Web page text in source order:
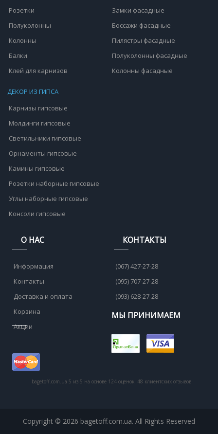
Розетки
Полуколонны
Колонны
Балки
Клей для карнизов
Замки фасадные
Боссажи фасадные
Пилястры фасадные
Полуколонны фасадные
Колонны фасадные
ДЕКОР ИЗ ГИПСА
Карнизы гипсовые
Молдинги гипсовые
Светильники гипсовые
Орнаменты гипсовые
Камины гипсовые
Розетки наборные гипсовые
Углы наборные гипсовые
Консоли гипсовые
О НАС
Информация
Контакты
Доставка и оплата
Корзина
Акции
КОНТАКТЫ
(067) 427-27-28
(095) 707-27-28
(093) 628-27-28
МЫ ПРИНИМАЕМ
bagetoff.com.ua 5 из 5 на основе 124 оценок. 48 клиентских отзывов
Copyright © 2026 bagetoff.com.ua. All Rights Reserved